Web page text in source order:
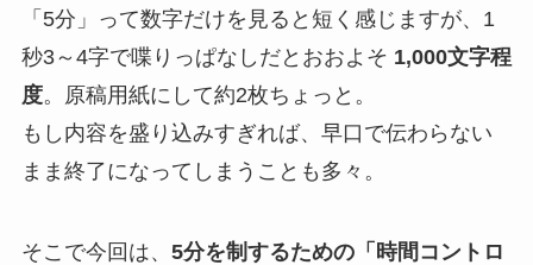
「5分」って数字だけを見ると短く感じますが、1
秒3～4字で喋りっぱなしだとおおよそ 1,000文字程
度。原稿用紙にして約2枚ちょっと。
もし内容を盛り込みすぎれば、早口で伝わらない
まま終了になってしまうことも多々。
そこで今回は、 5分を制するための「時間コントロ